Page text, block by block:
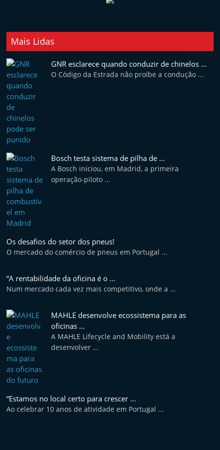
Mais Lidas
GNR esclarece quando conduzir de chinelos ...
O Código da Estrada não proíbe a condução ...
Bosch testa sistema de pilha de ...
A Bosch iniciou, em Madrid, a primeira
operação-piloto ...
Os desafios do setor dos pneus!
O mercado do comércio de pneus em Portugal ...
“A rentabilidade da oficina é o ...
Num mercado cada vez mais competitivo, onde a ...
MAHLE desenvolve ecossistema para as
oficinas ...
A MAHLE Lifecycle and Mobility está a
desenvolver ...
“Estamos no local certo para crescer ...
Ao celebrar 10 anos de atividade em Portugal ...